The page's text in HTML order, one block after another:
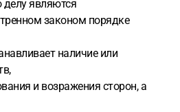
делу являются
законом порядке
наличие или
и возражения сторон, а